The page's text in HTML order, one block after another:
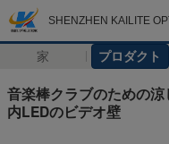
SHENZHEN KAILITE
家 プロダクト
音楽棒クラブのための
内LEDのビデオ壁